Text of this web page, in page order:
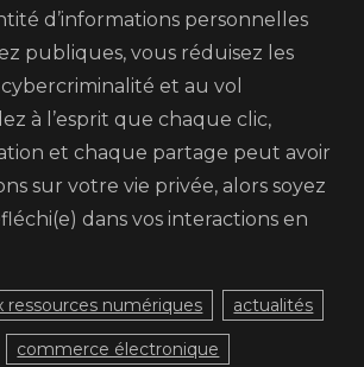
d’informations personnelles
publiques, vous réduisez les
cybercriminalité et au vol
à l’esprit que chaque clic,
et chaque partage peut avoir
sur votre vie privée, alors soyez
dans vos interactions en
ressources numériques actualités
commerce électronique